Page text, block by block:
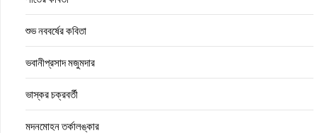
শুভ নববর্ষের কবিতা
ভবানীপ্রসাদ মজুমদার
ভাস্কর চক্রবর্তী
মদনমোহন তর্কালঙ্কার